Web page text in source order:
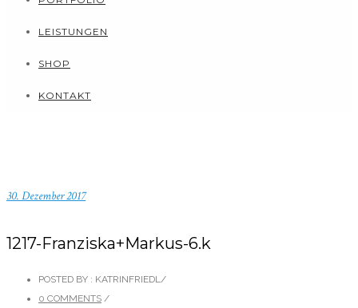
LEISTUNGEN
SHOP
KONTAKT
30. Dezember 2017
1217-Franziska+Markus-6.k
POSTED BY : KATRINFRIEDL/
0 COMMENTS /